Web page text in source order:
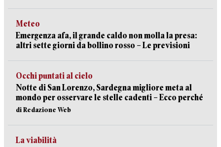
Meteo
Emergenza afa, il grande caldo non molla la presa:
altri sette giorni da bollino rosso – Le previsioni
Occhi puntati al cielo
Notte di San Lorenzo, Sardegna migliore meta al
mondo per osservare le stelle cadenti – Ecco perché
di Redazione Web
La viabilità